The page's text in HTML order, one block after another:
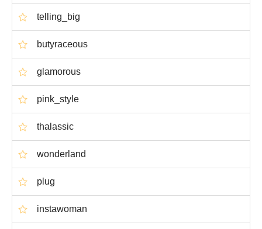
telling_big
butyraceous
glamorous
pink_style
thalassic
wonderland
plug
instawoman